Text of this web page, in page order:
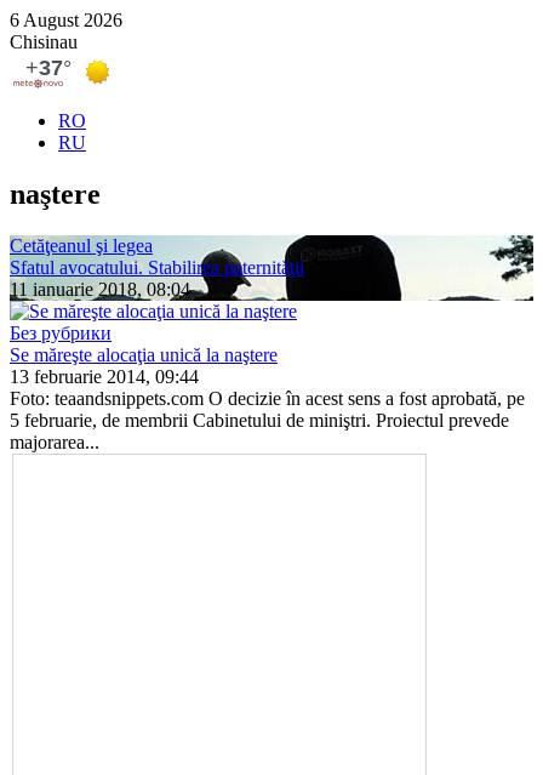
6 August 2026
Chisinau
RO
RU
naştere
Cetăţeanul şi legea
Sfatul avocatului. Stabilirea paternităţii
11 ianuarie 2018, 08:04
Без рубрики
Se măreşte alocaţia unică la naştere
13 februarie 2014, 09:44
Foto: teaandsnippets.com O decizie în acest sens a fost aprobată, pe
5 februarie, de membrii Cabinetului de miniştri. Proiectul prevede
majorarea...